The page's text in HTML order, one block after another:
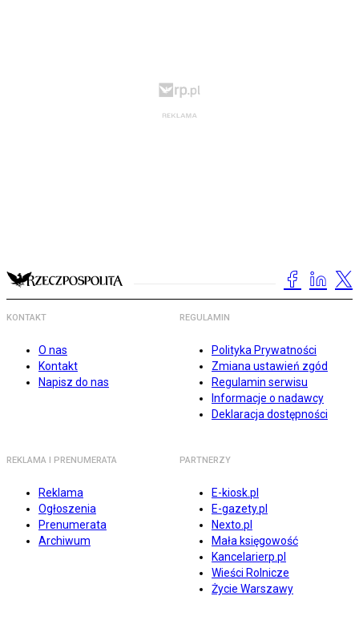
KONTAKT
O nas
Kontakt
Napisz do nas
REGULAMIN
Polityka Prywatności
Zmiana ustawień zgód
Regulamin serwisu
Informacje o nadawcy
Deklaracja dostępności
REKLAMA I PRENUMERATA
Reklama
Ogłoszenia
Prenumerata
Archiwum
PARTNERZY
E-kiosk.pl
E-gazety.pl
Nexto.pl
Mała księgowość
Kancelarierp.pl
Wieści Rolnicze
Życie Warszawy